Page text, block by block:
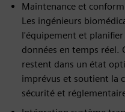
Maintenance et
Les ingénieurs
l'équipement et
données en temps réel.
restent dans un état
imprévus et soutient la
sécurité et